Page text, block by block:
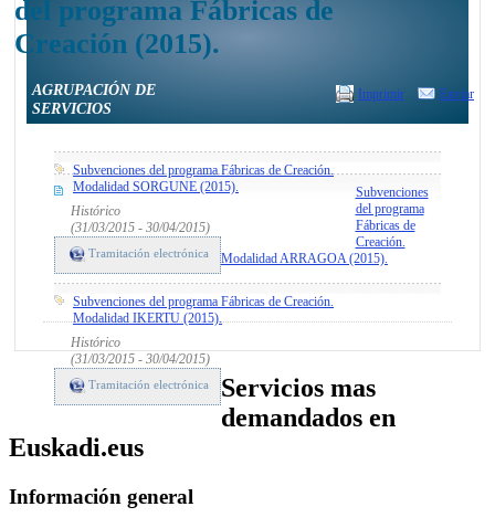
del programa Fábricas de
Creación (2015).
Imprimir Enviar
AGRUPACIÓN DE
SERVICIOS
Subvenciones del programa Fábricas de Creación.
Modalidad SORGUNE (2015).
Histórico
(31/03/2015 - 30/04/2015)
Tramitación electrónica
Subvenciones
del programa
Fábricas de
Creación.
Modalidad ARRAGOA (2015).
Subvenciones del programa Fábricas de Creación.
Modalidad IKERTU (2015).
Histórico
(31/03/2015 - 30/04/2015)
Tramitación electrónica
Servicios mas
demandados en
Euskadi.eus
Información general